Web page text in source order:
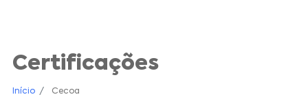
Certificações
Início Cecoa